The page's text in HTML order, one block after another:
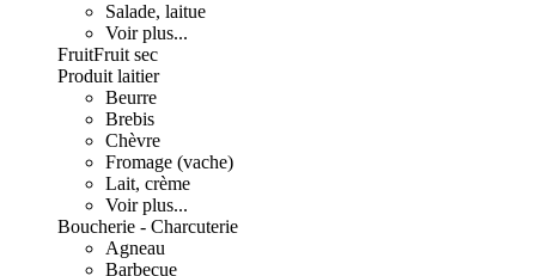
Salade, laitue
Voir plus...
FruitFruit sec
Produit laitier
Beurre
Brebis
Chèvre
Fromage (vache)
Lait, crème
Voir plus...
Boucherie - Charcuterie
Agneau
Barbecue